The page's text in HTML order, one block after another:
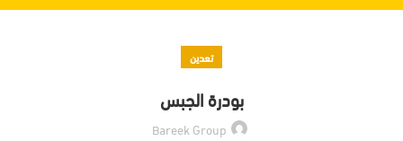
تعدين
بودرة الجبس
Bareek Group